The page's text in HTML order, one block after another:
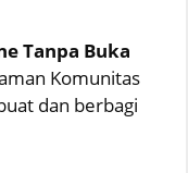
Tanpa Buka
Komunitas
dan berbagi